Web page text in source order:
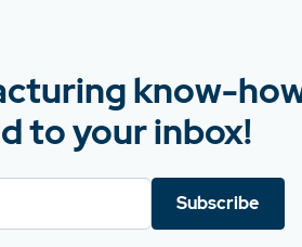
know-
to your inbox!
Subscribe